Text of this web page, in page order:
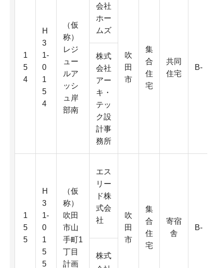
1
5
4
H
3
1-
0
1
5
4
（仮
称）
レジ
ュー
ルア
ッシ
ュ岸
部南
会社
ホー
ムズ
吹
田
市
集
合
住
宅
共同
住宅
B-
株式
会社
アー
キ・
テッ
ク設
計事
務所
1
5
5
H
3
1-
0
1
5
5
（仮
称）
吹田
市山
手町1
丁目
計画
エス
リー
ド株
式会
社
吹
田
市
集
合
住
宅
寄宿
舎
B-
株式